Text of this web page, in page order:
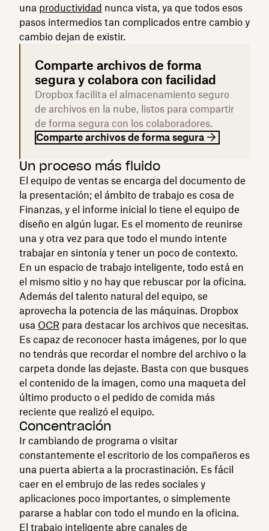
una productividad nunca vista, ya que todos esos
pasos intermedios tan complicados entre cambio y
cambio dejan de existir.
Comparte archivos de forma
segura y colabora con facilidad
Dropbox facilita el almacenamiento seguro
de archivos en la nube, listos para compartir
de forma segura con los colaboradores.
Comparte archivos de forma segura
Un proceso más fluido
El equipo de ventas se encarga del documento de
la presentación; el ámbito de trabajo es cosa de
Finanzas, y el informe inicial lo tiene el equipo de
diseño en algún lugar. Es el momento de reunirse
una y otra vez para que todo el mundo intente
trabajar en sintonía y tener un poco de contexto.
En un espacio de trabajo inteligente, todo está en
el mismo sitio y no hay que rebuscar por la oficina.
Además del talento natural del equipo, se
aprovecha la potencia de las máquinas. Dropbox
usa OCR para destacar los archivos que necesitas.
Es capaz de reconocer hasta imágenes, por lo que
no tendrás que recordar el nombre del archivo o la
carpeta donde las dejaste. Basta con que busques
el contenido de la imagen, como una maqueta del
último producto o el pedido de comida más
reciente que realizó el equipo.
Concentración
Ir cambiando de programa o visitar
constantemente el escritorio de los compañeros es
una puerta abierta a la procrastinación. Es fácil
caer en el embrujo de las redes sociales y
aplicaciones poco importantes, o simplemente
pararse a hablar con todo el mundo en la oficina.
El trabajo inteligente abre canales de